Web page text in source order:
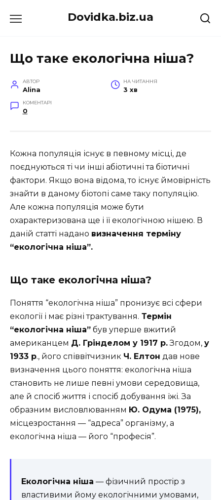
до
Dovidka.biz.ua
Що таке екологічна ніша?
АВТОР
Alina
НА ЧИТАННЯ
3 хв
КОМЕНТАРІ
0
Кожна популяція існує в певному місці, де
поєднуються ті чи інші абіотичні та біотичні
фактори. Якщо вона відома, то існує ймовірність
знайти в даному біотопі саме таку популяцію.
Але кожна популяція може бути
охарактеризована ще і її екологічною нішею. В
даній статті надано визначення терміну
“екологічна ніша”.
Що таке екологічна ніша?
Поняття “екологічна ніша” пронизує всі сфери
екології і має різні трактування. Термін
“екологічна ніша” був уперше вжитий
американцем Д. Грінделом у 1917 р.Згодом, у
1933 р., його співвітчизник Ч. Елтон дав нове
визначення цього поняття: екологічна ніша
становить не лише певні умови середовища,
але й спосіб життя і спосіб добування їжі. За
образним висловлюванням Ю. Одума (1975),
місцезростання — “адреса” організму, а
екологічна ніша — його “професія”.
Екологічна ніша — фізичний простір з
властивими йому екологічними умовами,